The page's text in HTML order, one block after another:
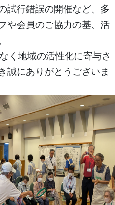
試行錯誤の開催など、多
や会員のご協力の基、活
く地域の活性化に寄与さ
誠にありがとうございま